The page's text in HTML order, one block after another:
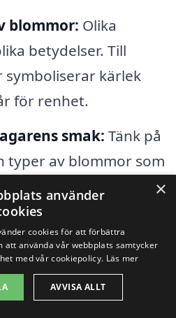
blommor: Olika
betydelser. Till
symboliserar kärlek
för renhet.
smak: Tänk på
typer av blommor som
En personlig touch
skillnad.
florist:Använd vår
hitta blommorbud i
gott rykte och bra
×
använder
cookies för att förbättra
att använda vår webbplats samtycker
med vår cookiepolicy. Läs mer
AVVISA ALLT